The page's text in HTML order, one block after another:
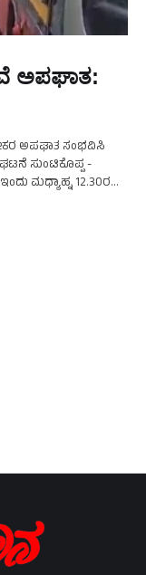
ಅಪಘಾತ:
ಅಪಘಾತ ಸಂಭವಿಸಿ
ಸುಂಟಿಕೊಪ್ಪ -
ಮಧ್ಯಾಹ್ನ 12.30ರ